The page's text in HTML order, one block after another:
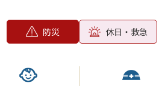
防災 休日・救急